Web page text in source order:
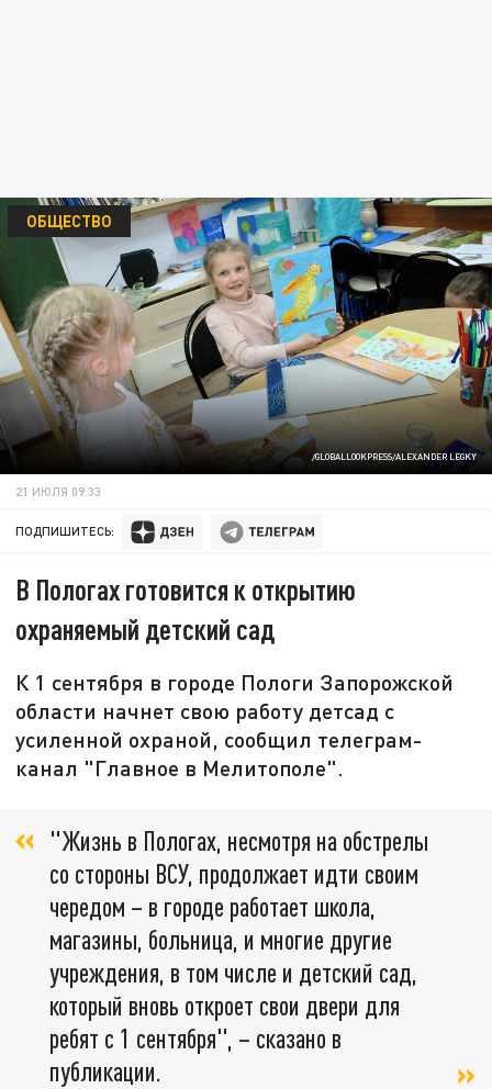
/GLOBALLOOKPRESS/ALEXANDER LEGKY
ОБЩЕСТВО
21 ИЮЛЯ 09:33
ПОДПИШИТЕСЬ:
В Пологах готовится к открытию
охраняемый детский сад
К 1 сентября в городе Пологи Запорожской
области начнет свою работу детсад с
усиленной охраной, сообщил телеграм-
канал "Главное в Мелитополе".
"Жизнь в Пологах, несмотря на обстрелы
со стороны ВСУ, продолжает идти своим
чередом – в городе работает школа,
магазины, больница, и многие другие
учреждения, в том числе и детский сад,
который вновь откроет свои двери для
ребят с 1 сентября", – сказано в
публикации.